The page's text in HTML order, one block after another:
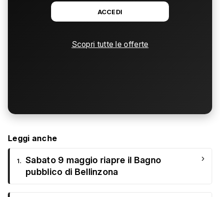
ACCEDI
Scopri tutte le offerte
Leggi anche
1. Sabato 9 maggio riapre il Bagno
pubblico di Bellinzona
›